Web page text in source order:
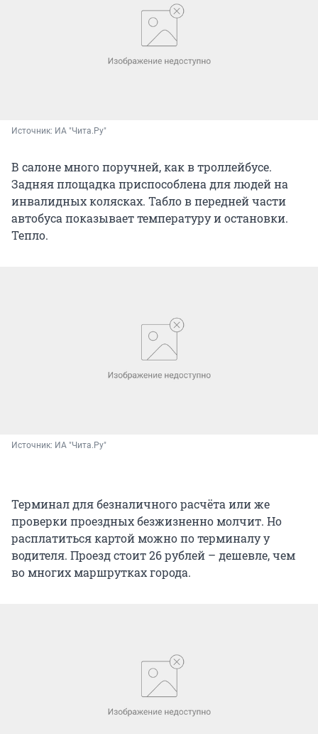
Источник: ИА "Чита.Ру"
В салоне много поручней, как в троллейбусе.
Задняя площадка приспособлена для людей на
инвалидных колясках. Табло в передней части
автобуса показывает температуру и остановки.
Тепло.
Источник: ИА "Чита.Ру"
Терминал для безналичного расчёта или же
проверки проездных безжизненно молчит. Но
расплатиться картой можно по терминалу у
водителя. Проезд стоит 26 рублей – дешевле, чем
во многих маршрутках города.